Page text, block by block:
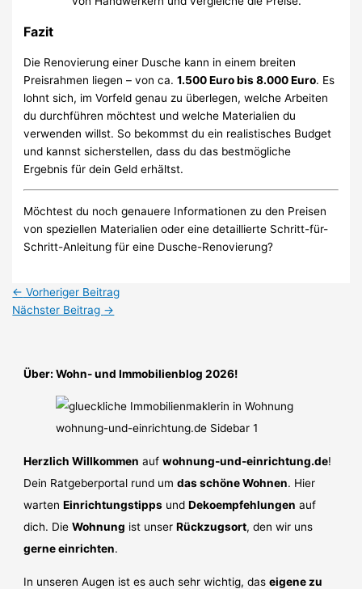
Fazit
Die Renovierung einer Dusche kann in einem breiten
Preisrahmen liegen – von ca.1.500 Euro bis 8.000 Euro. Es
lohnt sich, im Vorfeld genau zu überlegen, welche Arbeiten
du durchführen möchtest und welche Materialien du
verwenden willst. So bekommst du ein realistisches Budget
und kannst sicherstellen, dass du das bestmögliche
Ergebnis für dein Geld erhältst.
Möchtest du noch genauere Informationen zu den Preisen
von speziellen Materialien oder eine detaillierte Schritt-für-
Schritt-Anleitung für eine Dusche-Renovierung?
← Vorheriger Beitrag
Nächster Beitrag →
Über: Wohn- und Immobilienblog 2026!
Herzlich Willkommen aufwohnung-und-einrichtung.de!
Dein Ratgeberportal rund umdas schöne Wohnen. Hier
wartenEinrichtungstipps undDekoempfehlungen auf
dich. DieWohnung ist unserRückzugsort, den wir uns
gerne einrichten.
In unseren Augen ist es auch sehr wichtig, daseigene zu